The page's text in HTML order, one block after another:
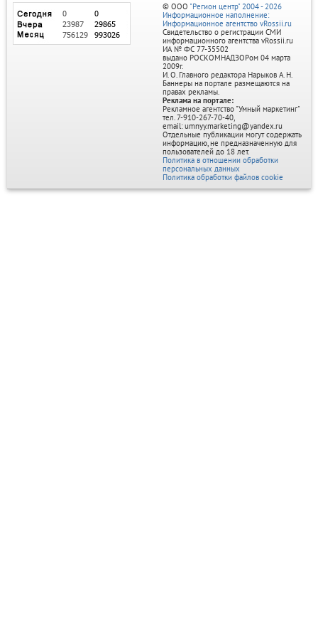
© ООО "Регион центр" 2004 - 2026
Информационное наполнение:
Информационное агентство vRossii.ru
Свидетельство о регистрации СМИ
информационного агентства vRossii.ru
ИА № ФС 77‑35502
выдано РОСКОМНАДЗОРом 04 марта
2009г.
И. О. Главного редактора Нарыков А. Н.
Баннеры на портале размещаются на
правах рекламы.
Реклама на портале:
Рекламное агентство "Умный маркетинг"
тел. 7-910-267-70-40,
email: umnyy.marketing@yandex.ru
Отдельные публикации могут содержать
информацию, не предназначенную для
пользователей до 18 лет.
Политика в отношении обработки
персональных данных
Политика обработки файлов cookie